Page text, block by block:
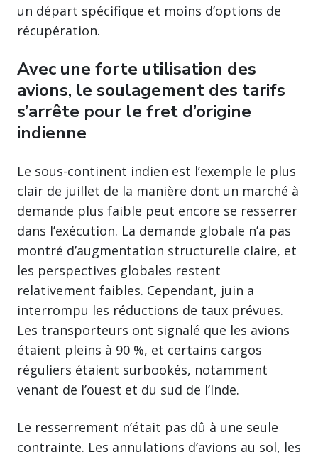
un départ spécifique et moins d’options de
récupération.
Avec une forte utilisation des
avions, le soulagement des tarifs
s’arrête pour le fret d’origine
indienne
Le sous-continent indien est l’exemple le plus
clair de juillet de la manière dont un marché à
demande plus faible peut encore se resserrer
dans l’exécution. La demande globale n’a pas
montré d’augmentation structurelle claire, et
les perspectives globales restent
relativement faibles. Cependant, juin a
interrompu les réductions de taux prévues.
Les transporteurs ont signalé que les avions
étaient pleins à 90 %, et certains cargos
réguliers étaient surbookés, notamment
venant de l’ouest et du sud de l’Inde.
Le resserrement n’était pas dû à une seule
contrainte. Les annulations d’avions au sol, les